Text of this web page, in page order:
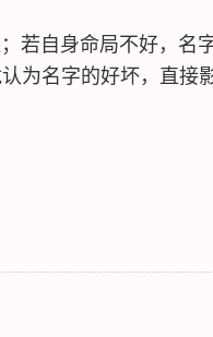
若自身命局不好，名
为名字的好坏，直接